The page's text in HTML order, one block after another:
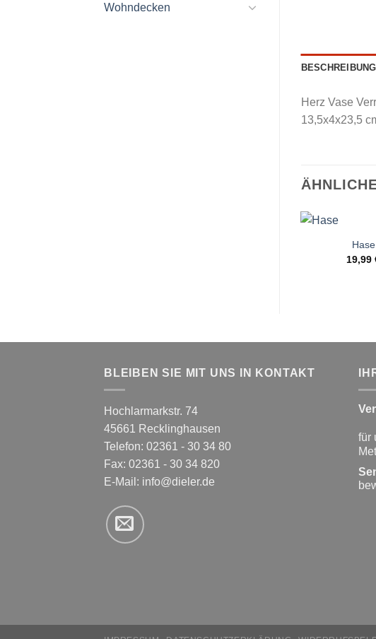
Wohndecken
BESCHREIBUNG
Herz Vase
13,5x4x23,5
Hase
19,99
BLEIBEN SIE MIT UNS IN KONTAKT
Hochlarmarkstr. 74
45661 Recklinghausen
Telefon: 02361 - 30 34 80
Fax: 02361 - 30 34 820
E-Mail: info@dieler.de
für